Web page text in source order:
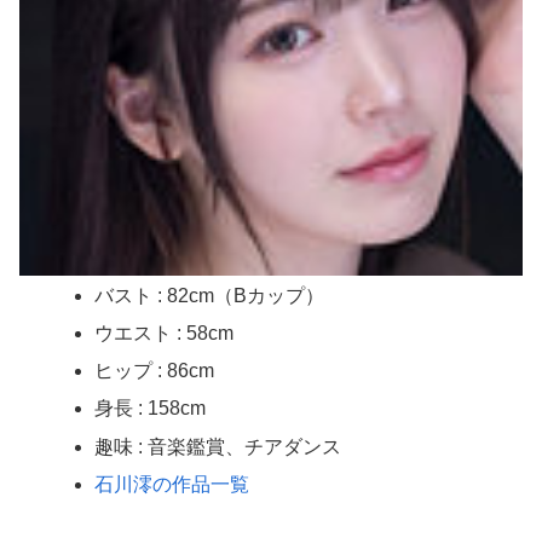
中国人当たり屋『よし飛び込むぞ！』→バス運転手の反応が強すぎて吹いたｗ
【画像】 女子高生「え待って、パパが隣りの車両いる。。。」
【悲報】 味噌ラーメンで行列、出来ない
【画像】 どえらい乳のJSが発見される
ギリギリやれるブス巨乳ｗｗｗｗｗｗｗｗｗ （※画像あり）
バスト : 82cm（Bカップ）
ウエスト : 58cm
ヒップ : 86cm
身長 : 158cm
趣味 : 音楽鑑賞、チアダンス
石川澪の作品一覧